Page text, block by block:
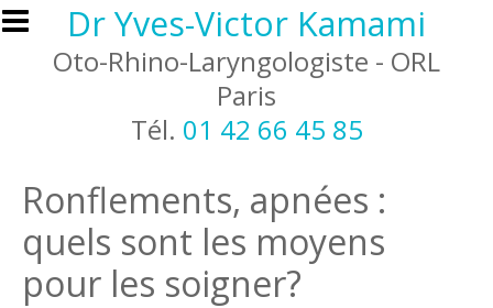
Aller au contenu principal
Dr Yves-Victor Kamami
Oto-Rhino-Laryngologiste - ORL
Paris
Tél. 01 42 66 45 85
Ronflements, apnées :
quels sont les moyens
pour les soigner?